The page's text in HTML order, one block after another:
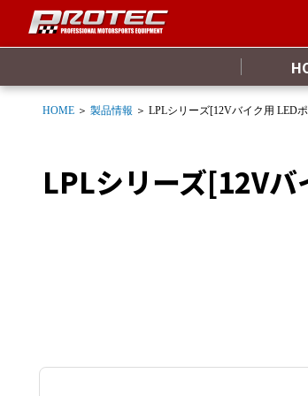
HOME ＞ 製品情報 ＞ LPLシリーズ[12Vバイク用 LED
LPLシリーズ[12V